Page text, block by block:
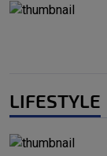
LIFESTYLE